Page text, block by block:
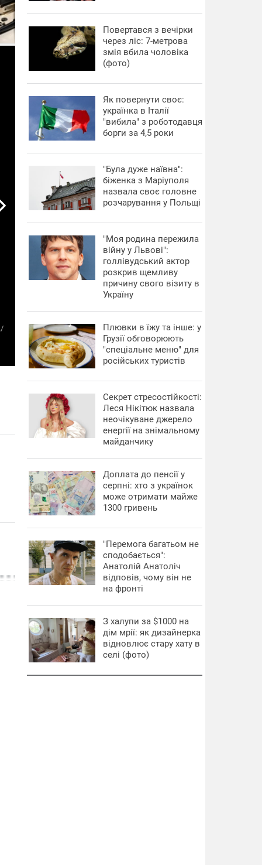
Повертався з вечірки
через ліс: 7-метрова
змія вбила чоловіка
(фото)
​Як повернути своє:
українка в Італії
"вибила" з роботодавця
борги за 4,5 роки
"Була дуже наївна":
біженка з Маріуполя
назвала своє головне
розчарування у Польщі
"Моя родина пережила
війну у Львові":
голлівудський актор
розкрив щемливу
причину свого візиту в
Україну
Плювки в їжу та інше: у
Грузії обговорюють
"спеціальне меню" для
російських туристів
Секрет стресостійкості:
Леся Нікітюк назвала
неочікуване джерело
енергії на знімальному
майданчику
Доплата до пенсії у
серпні: хто з українок
може отримати майже
1300 гривень
"Перемога багатьом не
сподобається":
Анатолій Анатоліч
відповів, чому він не
на фронті
З халупи за $1000 на
дім мрії: як дизайнерка
відновлює стару хату в
селі (фото)